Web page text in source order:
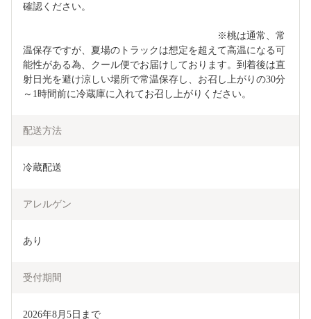
確認ください。
※桃は通常、常
温保存ですが、夏場のトラックは想定を超えて高温になる可
能性がある為、クール便でお届けしております。到着後は直
射日光を避け涼しい場所で常温保存し、お召し上がりの30分
～1時間前に冷蔵庫に入れてお召し上がりください。
配送方法
冷蔵配送
アレルゲン
あり
受付期間
2026年8月5日まで